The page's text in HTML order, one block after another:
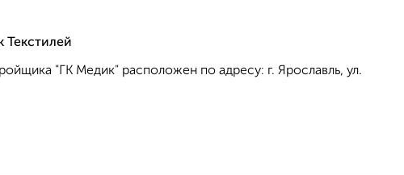
Текстилей
"ГК Медик" расположен по адресу: г. Ярославль, ул.